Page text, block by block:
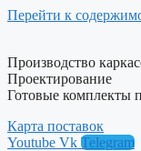
Перейти к
Производство
Проектирование
Готовые комплекты
Карта поставок
Youtube Vk Telegram